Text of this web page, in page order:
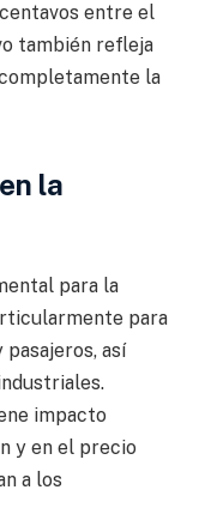
entre el
también refleja
la
la
para la
para
así
impacto
y en el precio
a los